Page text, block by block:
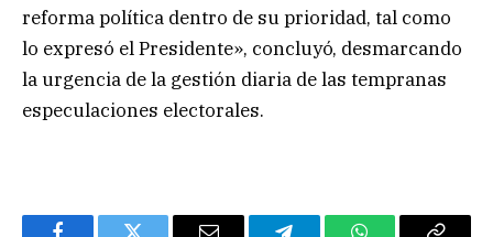
reforma política dentro de su prioridad, tal como
lo expresó el Presidente», concluyó, desmarcando
la urgencia de la gestión diaria de las tempranas
especulaciones electorales.